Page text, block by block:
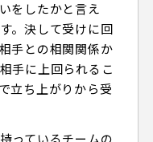
をしたかと言え
。決して受けに回
手との相関関係か
手に上回られるこ
立ち上がりから受
っているチームの